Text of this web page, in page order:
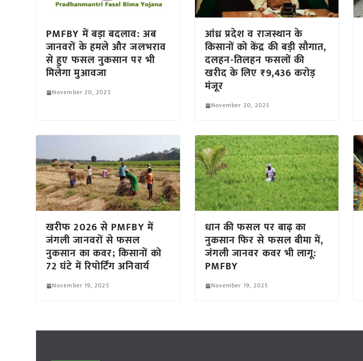
PMFBY में बड़ा बदलाव: अब
जानवरों के हमले और जलभराव
से हुए फसल नुकसान पर भी
मिलेगा मुआवजा
November 20, 2025
आंध्र प्रदेश व राजस्थान के
किसानों को केंद्र की बड़ी सौगात,
दलहन-तिलहन फसलों की
खरीद के लिए ₹9,436 करोड़
मंजूर
November 20, 2025
खरीफ 2026 से PMFBY में
जंगली जानवरों से फसल
नुकसान का कवर; किसानों को
72 घंटे में रिपोर्टिंग अनिवार्य
November 19, 2025
धान की फसल पर बाढ़ का
नुकसान फिर से फसल बीमा में,
जंगली जानवर कवर भी लागू:
PMFBY
November 19, 2025